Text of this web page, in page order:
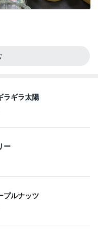
ラギラ太陽
ー
プルナッツ